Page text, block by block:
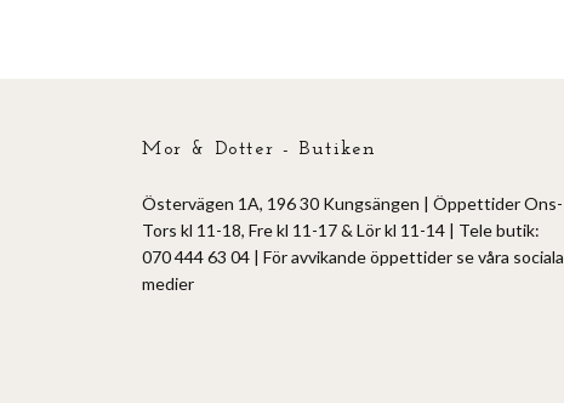
Mor & Dotter - Butiken
Östervägen 1A, 196 30 Kungsängen | Öppettider Ons-
Tors kl 11-18, Fre kl 11-17 & Lör kl 11-14 | Tele butik:
070 444 63 04 | För avvikande öppettider se våra sociala
medier